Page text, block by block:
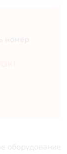
номер
оборудование